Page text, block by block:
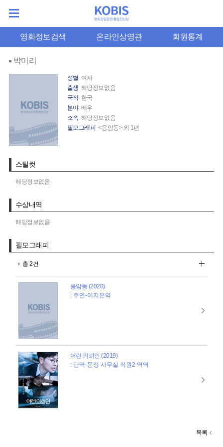
영화정보검색 온라인상영관 회원통계
박미리
성별 여자
출생 해당정보없음
국적 한국
분야 배우
소속 해당정보없음
필모그래피 <응암동> 외 1편
스틸컷
해당정보없음
수상내역
해당정보없음
필모그래피
총 2건
응암동 (2020)
: 주연-이지은역
어린 의뢰인 (2019)
: 단역-문정 사무실 직원2 역역
목록